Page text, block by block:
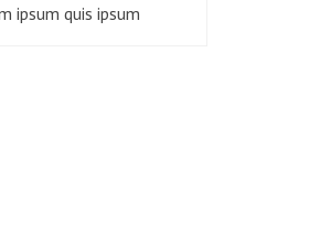
ipsum quis ipsum